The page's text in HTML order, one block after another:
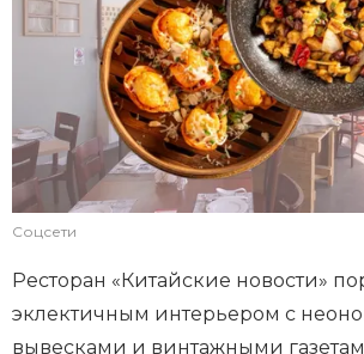
Соцсети
Ресторан «Китайские новости»
эклектичным интерьером с
вывесками и винтажными